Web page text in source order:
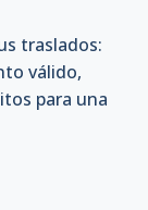
traslados:
válido,
para una